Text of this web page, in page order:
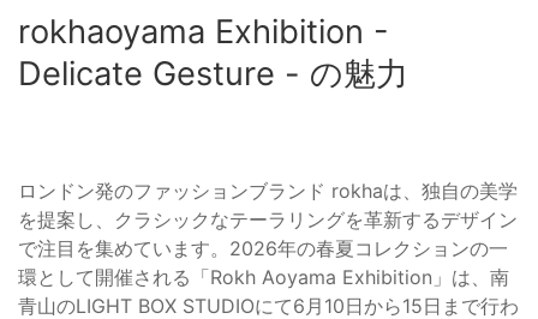
rokhaoyama Exhibition -
Delicate Gesture - の魅力
ロンドン発のファッションブランド rokhaは、独自の美学
を提案し、クラシックなテーラリングを革新するデザイン
で注目を集めています。2026年の春夏コレクションの一
環として開催される「Rokh Aoyama Exhibition」は、南
青山のLIGHT BOX STUDIOにて6月10日から15日まで行わ